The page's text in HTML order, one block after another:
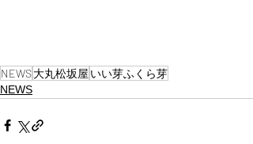
NEWS大丸松坂屋 いい芽ふくら芽
NEWS